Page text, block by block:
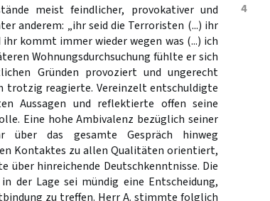
4
meist feindlicher, provokativer und
anderem: „ihr seid die Terroristen (...) ihr
kommt immer wieder wegen was (...) ich
Wohnungsdurchsuchung fühlte er sich
Gründen provoziert und ungerecht
trotzig reagierte. Vereinzelt entschuldigte
Aussagen und reflektierte offen seine
Eine hohe Ambivalenz bezüglich seiner
über das gesamte Gespräch hinweg
Kontaktes zu allen Qualitäten orientiert,
über hinreichende Deutschkenntnisse. Die
der Lage sei mündig eine Entscheidung,
zu treffen. Herr A. stimmte folglich